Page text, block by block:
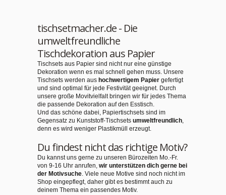
tischsetmacher.de - Die
umweltfreundliche
Tischdekoration aus Papier
Tischsets aus Papier sind nicht nur eine günstige
Dekoration wenn es mal schnell gehen muss. Unsere
Tischsets werden aus hochwertigem Papier gefertigt
und sind optimal für jede Festivität geeignet. Durch
unsere große Movitvielfalt bringen wir für jedes Thema
die passende Dekoration auf den Esstisch.
Und das schöne dabei, Papiertischsets sind im
Gegensatz zu Kunststoff-Tischsets umweltfreundlich,
denn es wird weniger Plastikmüll erzeugt.
Du findest nicht das richtige Motiv?
Du kannst uns gerne zu unseren Bürozeiten Mo.-Fr.
von 9-16 Uhr anrufen, wir unterstützen dich gerne bei
der Motivsuche. Viele neue Motive sind noch nicht im
Shop eingepflegt, daher gibt es bestimmt auch zu
deinem Thema ein passendes Motiv.